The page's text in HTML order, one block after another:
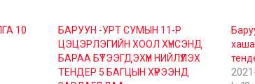
10
БАРУУН -УРТ СУМЫН 11-Р
ЦЭЦЭРЛЭГИЙН ХООЛ ХҮНСЭНД
БАРАА БҮТЭЭГДЭХҮҮН НИЙЛҮҮЛЭХ
ТЕНДЕР 5 БАГЦЫН ХҮРЭЭНД